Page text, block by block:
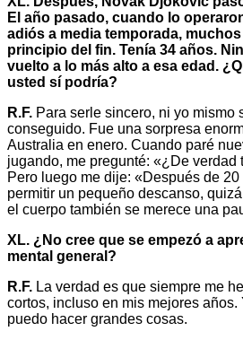
El año pasado, cuando lo
adiós a media temporada,
principio del fin. Tenía 34 años.
vuelto a lo más alto a esa edad.
usted sí podría?
R.F. Para serle sincero, ni yo mismo
conseguido. Fue una sorpresa
Australia en enero. Cuando paré
jugando, me pregunté: «¿De verdad
Pero luego me dije: «Después de
permitir un pequeño descanso,
el cuerpo también se merece una
XL. ¿No cree que se empezó a
mental general?
R.F. La verdad es que siempre me
cortos, incluso en mis mejores
puedo hacer grandes cosas.